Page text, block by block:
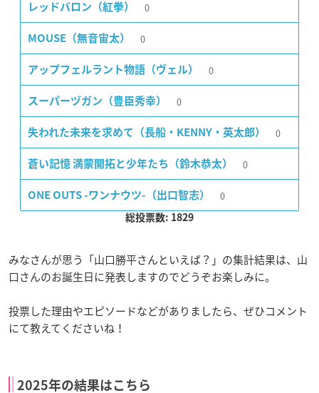
レッドバロン（紅拳） 0
MOUSE（無音宙太） 0
アップフェルラント物語（ヴェル） 0
スーパーヅガン（豊臣秀幸） 0
失われた未来を求めて（長船・KENNY・英太郎） 0
蒼い記憶 満蒙開拓と少年たち（鈴木恭太） 0
ONE OUTS -ワンナウツ-（出口智志） 0
総投票数: 1829
みなさんが思う「山口勝平さんといえば？」の集計結果は、山
口さんのお誕生日に発表しますのでどうぞお楽しみに。
投票した理由やエピソードなどがありましたら、ぜひコメント
にて教えてくださいね！
2025年の結果はこちら